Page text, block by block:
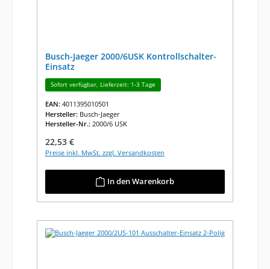
Busch-Jaeger 2000/6USK Kontrollschalter-
Einsatz
Sofort verfügbar, Lieferzeit: 1-3 Tage
EAN: 4011395010501
Hersteller: Busch-Jaeger
Hersteller-Nr.: 2000/6 USK
Regulärer Preis:
22,53 €
Preise inkl. MwSt. zzgl. Versandkosten
In den Warenkorb